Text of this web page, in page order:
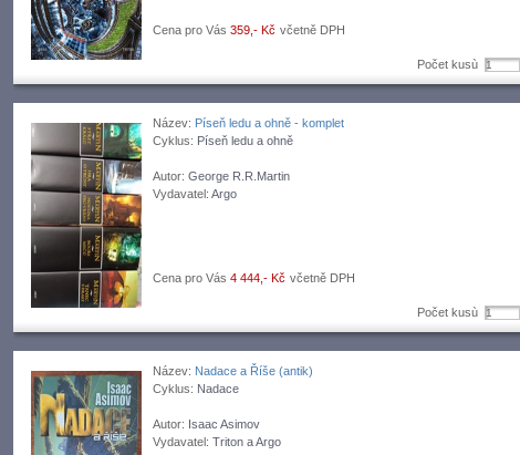
Cena pro Vás 359,- Kč včetně DPH
Počet kusù
Název: Píseň ledu a ohně - komplet
Cyklus: Píseň ledu a ohně
Autor: George R.R.Martin
Vydavatel: Argo
Cena pro Vás 4 444,- Kč včetně DPH
Počet kusù
Název: Nadace a Říše (antik)
Cyklus: Nadace
Autor: Isaac Asimov
Vydavatel: Triton a Argo